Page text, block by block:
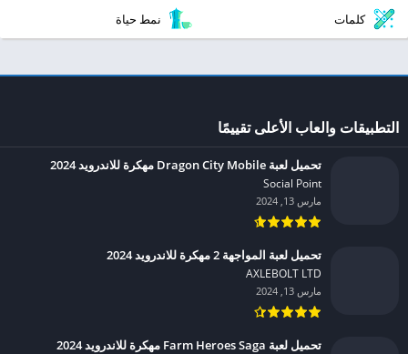
كلمات نمط حياة
التطبيقات والعاب الأعلى تقييمًا
تحميل لعبة Dragon City Mobile مهكرة للاندرويد 2024
Social Point‏
مارس 13, 2024
تحميل لعبة المواجهة 2 مهكرة للاندرويد 2024
AXLEBOLT LTD‏
مارس 13, 2024
تحميل لعبة Farm Heroes Saga مهكرة للاندرويد 2024